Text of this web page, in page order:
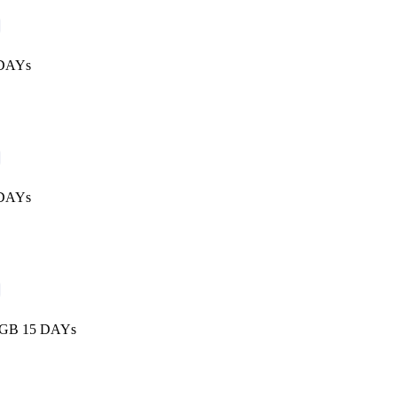
15 DAYs